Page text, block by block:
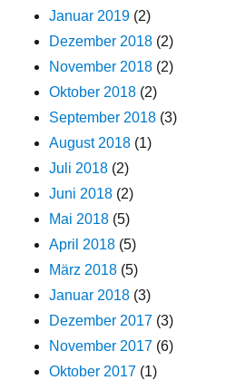
Januar 2019 (2)
Dezember 2018 (2)
November 2018 (2)
Oktober 2018 (2)
September 2018 (3)
August 2018 (1)
Juli 2018 (2)
Juni 2018 (2)
Mai 2018 (5)
April 2018 (5)
März 2018 (5)
Januar 2018 (3)
Dezember 2017 (3)
November 2017 (6)
Oktober 2017 (1)